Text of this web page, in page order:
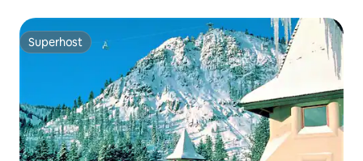
Superhost
Superhost